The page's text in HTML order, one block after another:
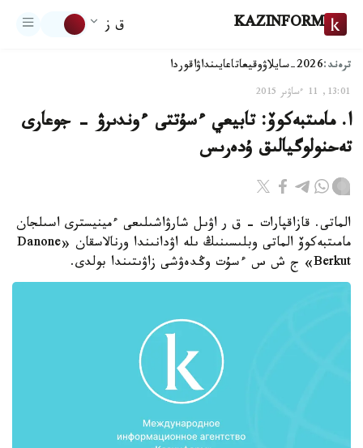
KAZINFORM ق ز
ترەند:2026-سايلاۋ وقيعاتاعايىنداۋاقوردا
13:01, 11 ءساۋىر 2015
ا. مامىتبەكوۆ: تابيعي ءسۇتتى ءوندىرۋ - جوعارى
تەحنولوگيالىق ۇدەرىس
الماتى. قازاقپارات - ق ر اۋىل شارۋاشىلىعى ءمينيسترى اسىلجان
مامىتبەكوۆ الماتى وبلىسىنىڭ ىلە اۋدانىندا ورنالاسقان «Danone
Berkut» ج ش س ءسۇت وڭدەۋشى زاۋىتىندا بولدى.